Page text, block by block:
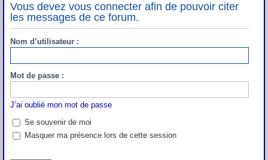
Vous devez vous connecter afin de pouvoir citer
les messages de ce forum.
Nom d’utilisateur :
Mot de passe :
J’ai oublié mon mot de passe
Se souvenir de moi
Masquer ma présence lors de cette session